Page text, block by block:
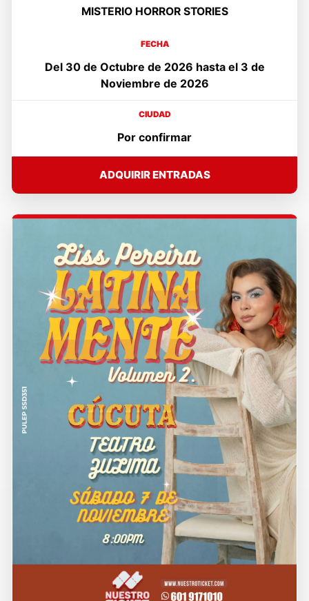
MISTERIO HORROR STORIES
FECHA
Del 30 de Octubre de 2026 hasta el 3 de
Noviembre de 2026
CIUDAD
Por confirmar
ADQUIRIR ENTRADAS